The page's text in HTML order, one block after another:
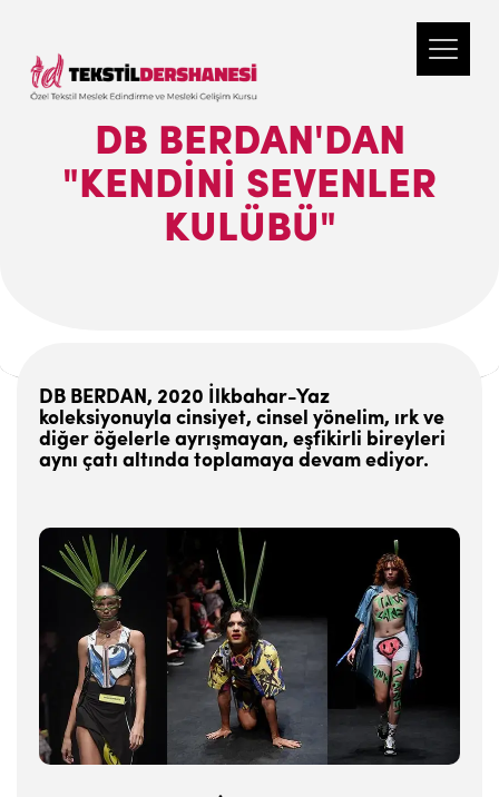
DB BERDAN'DAN
"KENDINI SEVENLER
KULÜBÜ"
DB BERDAN, 2020 İlkbahar-Yaz
koleksiyonuyla cinsiyet, cinsel yönelim, ırk ve
diğer öğelerle ayrışmayan, eşfikirli bireyleri
aynı çatı altında toplamaya devam ediyor.